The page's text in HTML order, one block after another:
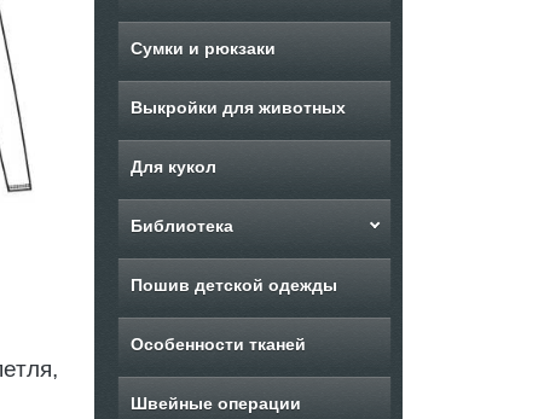
Сумки и рюкзаки
Выкройки для животных
Для кукол
Библиотека
Пошив детской одежды
Особенности тканей
Швейные операции